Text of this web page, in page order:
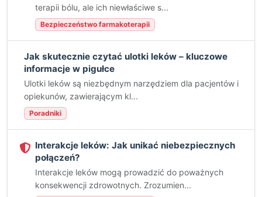
terapii bólu, ale ich niewłaściwe s...
Bezpieczeństwo farmakoterapii
Jak skutecznie czytać ulotki leków – kluczowe
informacje w pigułce
Ulotki leków są niezbędnym narzędziem dla pacjentów i
opiekunów, zawierającym kl...
Poradniki
Interakcje leków: Jak unikać niebezpiecznych
połączeń?
Interakcje leków mogą prowadzić do poważnych
konsekwencji zdrowotnych. Zrozumien...